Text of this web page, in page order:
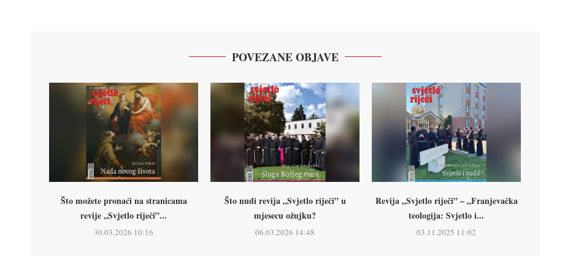
POVEZANE OBJAVE
Što možete pronaći na stranicama
revije „Svjetlo riječi”...
30.03.2026 10:16
Što nudi revija „Svjetlo riječi” u
mjesecu ožujku?
06.03.2026 14:48
Revija „Svjetlo riječi” – „Franjevačka
teologija: Svjetlo i...
03.11.2025 11:02